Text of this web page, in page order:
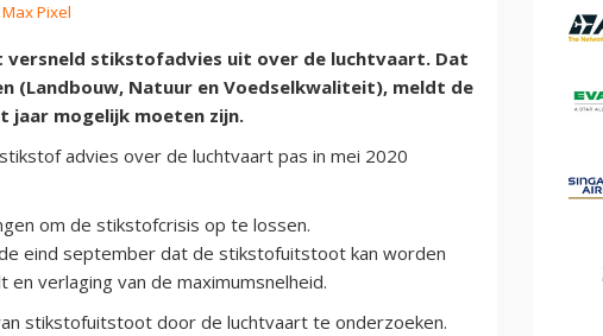
Pixel
versneld stikstofadvies uit over de luchtvaart. Dat
(Landbouw, Natuur en Voedselkwaliteit), meldt de
jaar mogelijk moeten zijn.
advies over de luchtvaart pas in mei 2020
om de stikstofcrisis op te lossen.
eind september dat de stikstofuitstoot kan worden
verlaging van de maximumsnelheid.
stikstofuitstoot door de luchtvaart te onderzoeken.